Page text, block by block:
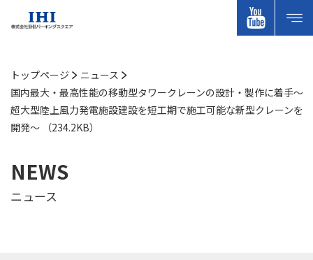
トップページ
ニュース
国内最大・最高性能の移動型タワークレーンの設計・製作に着手～
超大型陸上風力発電施設建設を短工期で施工可能な新型クレーンを
開発～ （234.2KB）
NEWS
ニュース